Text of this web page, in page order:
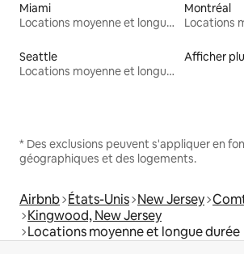
Miami
Locations moyenne et longue durée
Montréal
Seattle
Locations moyenne et longue durée
Afficher
* Des exclusions peuvent s'appliquer en
géographiques et des logements.
Airbnb États-Unis New Jersey
Kingwood, New Jersey
Locations moyenne et longue durée